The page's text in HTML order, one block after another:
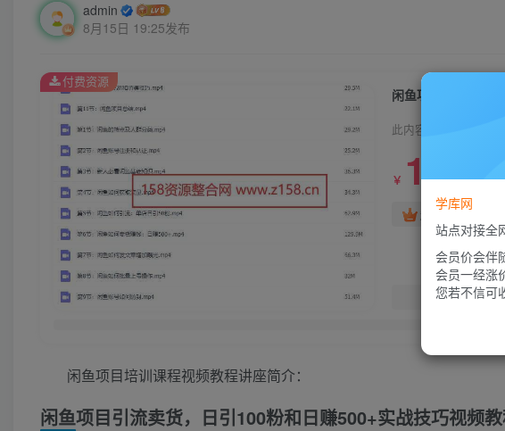
admin
8月15日 19:25发布
闲鱼项目引流卖货
此内容为付费资源，
￥ 10￥88
超级会员免费
付费资源
闲鱼项目培训课程视频教程讲座简介：
闲鱼项目引流卖货，日引100粉和日赚500+实战技巧视频教
学库网
站点对接全
会员价会伴
会员一经涨
您若不信可